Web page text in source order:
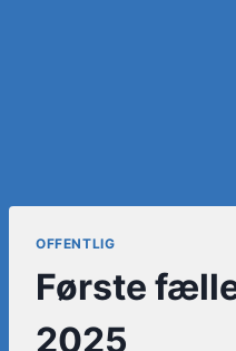
OFFENTLIG
Første
2025